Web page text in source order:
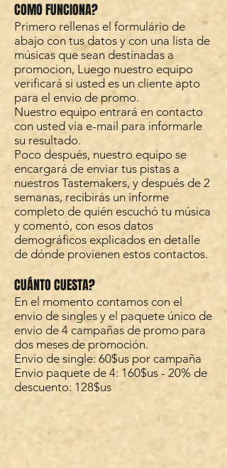
COMO FUNCIONA?
Primero rellenas el formulário de
abajo con tus datos y con una lista de
músicas que sean destinadas a
promocion, Luego nuestro equipo
verificará si usted es un cliente apto
para el envio de promo.
Nuestro equipo entrará en contacto
con usted via e-mail para informarle
su resultado.
Poco después, nuestro equipo se
encargará de enviar tus pistas a
nuestros Tastemakers, y después de 2
semanas, recibirás un informe
completo de quién escuchó tu música
y comentó, con esos datos
demográficos explicados en detalle
de dónde provienen estos contactos.
CUÁNTO CUESTA?
En el momento contamos con el
envio de singles y el paquete único de
envio de 4 campañas de promo para
dos meses de promoción.
Envio de single: 60$us por campaña
Envio paquete de 4: 160$us - 20% de
descuento: 128$us